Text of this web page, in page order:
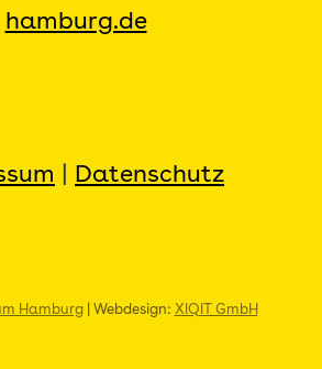
hamburg.de
Datenschutz
Hamburg| Webdesign: XIQIT GmbH